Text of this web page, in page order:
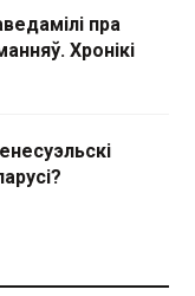
пра
Хронікі